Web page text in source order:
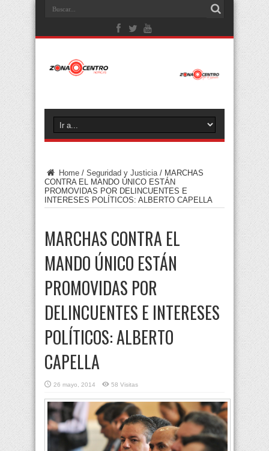
Home / Seguridad y Justicia / MARCHAS
CONTRA EL MANDO ÚNICO ESTÁN
PROMOVIDAS POR DELINCUENTES E
INTERESES POLÍTICOS: ALBERTO CAPELLA
MARCHAS CONTRA EL
MANDO ÚNICO ESTÁN
PROMOVIDAS POR
DELINCUENTES E INTERESES
POLÍTICOS: ALBERTO
CAPELLA
26 mayo, 2014 58 Visitas